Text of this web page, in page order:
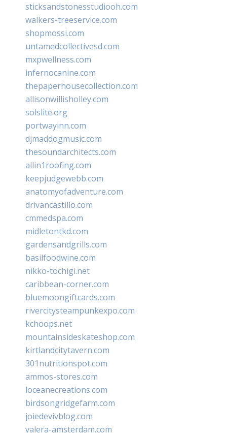
sticksandstonesstudiooh.com
walkers-treeservice.com
shopmossi.com
untamedcollectivesd.com
mxpwellness.com
infernocanine.com
thepaperhousecollection.com
allisonwillisholley.com
solslite.org
portwayinn.com
djmaddogmusic.com
thesoundarchitects.com
allin1roofing.com
keepjudgewebb.com
anatomyofadventure.com
drivancastillo.com
cmmedspa.com
midletontkd.com
gardensandgrills.com
basilfoodwine.com
nikko-tochigi.net
caribbean-corner.com
bluemoongiftcards.com
rivercitysteampunkexpo.com
kchoops.net
mountainsideskateshop.com
kirtlandcitytavern.com
301nutritionspot.com
ammos-stores.com
loceanecreations.com
birdsongridgefarm.com
joiedevivblog.com
valera-amsterdam.com